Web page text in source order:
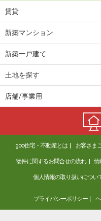
賃貸
新築マンション
新築一戸建て
土地を探す
店舗/事業用
goo住宅・不動産とは お客さま
物件に関するお問合せの流れ 情
個人情報の取り扱いについ
プライバシーポリシー